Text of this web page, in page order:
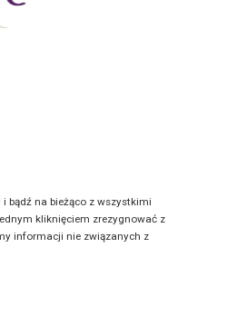
bądź na bieżąco z wszystkimi
kliknięciem zrezygnować z
informacji nie związanych z